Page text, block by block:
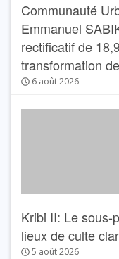
Communauté
Emmanuel
rectificatif de
transformation
6 août 2026
Kribi II: Le sous-
lieux de culte
5 août 2026